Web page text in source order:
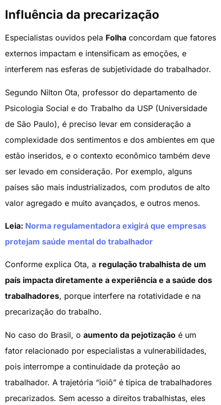
Influência da precarização
Especialistas ouvidos pela Folha concordam que fatores
externos impactam e intensificam as emoções, e
interferem nas esferas de subjetividade do trabalhador.
Segundo Nilton Ota, professor do departamento de
Psicologia Social e do Trabalho da USP (Universidade
de São Paulo), é preciso levar em consideração a
complexidade dos sentimentos e dos ambientes em que
estão inseridos, e o contexto econômico também deve
ser levado em consideração. Por exemplo, alguns
países são mais industrializados, com produtos de alto
valor agregado e muito avançados, e outros menos.
Leia: Norma regulamentadora exigirá que empresas
protejam saúde mental do trabalhador
Conforme explica Ota, a regulação trabalhista de um
país impacta diretamente a experiência e a saúde dos
trabalhadores, porque interfere na rotatividade e na
precarização do trabalho.
No caso do Brasil, o aumento da pejotização é um
fator relacionado por especialistas a vulnerabilidades,
pois interrompe a continuidade da proteção ao
trabalhador. A trajetória “ioiô” é típica de trabalhadores
precarizados. Sem acesso a direitos trabalhistas, eles